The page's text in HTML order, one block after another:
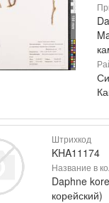
Штрихкод
KHA11174
Название в
Daphne
корейский)